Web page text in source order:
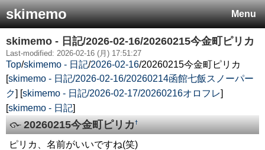
Menu
skimemo
skimemo - 日記/2026-02-16/20260215今金町ピリカ
Last-modified: 2026-02-16 (月) 17:51:27
Top/skimemo - 日記/2026-02-16/20260215今金町ピリカ
[skimemo - 日記/2026-02-16/20260214函館七飯スノーパー
ク] [skimemo - 日記/2026-02-17/20260216オロフレ]
[skimemo - 日記]
20260215今金町ピリカ†
ピリカ、名前がいいですね(笑)